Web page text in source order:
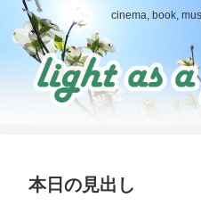
cinema, book,
本日の見出し